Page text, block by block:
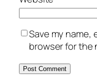
Save my name,
browser for the